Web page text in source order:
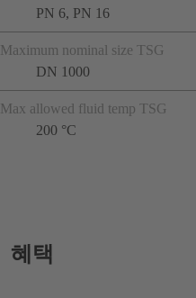
PN 6, PN 16
Maximum nominal size TSG
DN 1000
Max allowed fluid temp TSG
200 °C
혜택